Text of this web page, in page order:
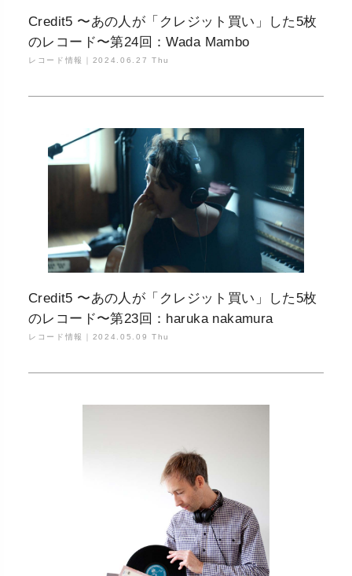
Credit5 〜あの人が「クレジット買い」した5枚
のレコード〜第24回：Wada Mambo
レコード情報｜ 2024.06.27 Thu
Credit5 〜あの人が「クレジット買い」した5枚
のレコード〜第23回：haruka nakamura
レコード情報｜ 2024.05.09 Thu